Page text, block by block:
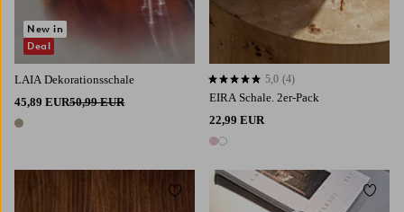
LAIA Dekorationsschale
45,89 EUR50,99 EUR
1 Farbe
New in
Deal
EIRA Schale. 2er-Pack
22,99 EUR
2 Farben
5,0 basierend auf 4 Bewertungen
5,0 (4)
Zu Favoriten hinzufügen Zu